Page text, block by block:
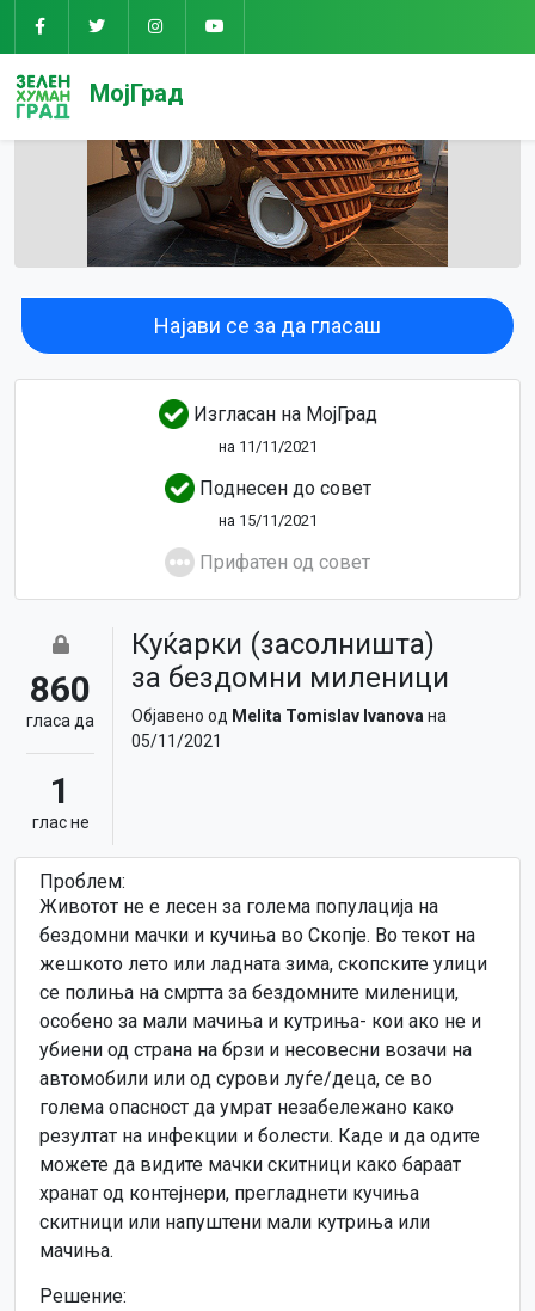
МојГрад
Најави се за да гласаш
Изгласан на МојГрад
на 11/11/2021
Поднесен до совет
на 15/11/2021
Прифатен од совет
860
гласa да
1
глас не
Куќарки (засолништа)
за бездомни миленици
Објавено од Melita Tomislav Ivanova на
05/11/2021
Проблем:
Животот не е лесен за голема популација на
бездомни мачки и кучиња во Скопје. Во текот на
жешкото лето или ладната зима, скопските улици
се полиња на смртта за бездомните миленици,
особено за мали мачиња и кутриња- кои ако не и
убиени од страна на брзи и несовесни возачи на
автомобили или од сурови луѓе/деца, се во
голема опасност да умрат незабележано како
резултат на инфекции и болести. Каде и да одите
можете да видите мачки скитници како бараат
хранат од контејнери, прегладнети кучиња
скитници или напуштени мали кутриња или
мачиња.
Решение: